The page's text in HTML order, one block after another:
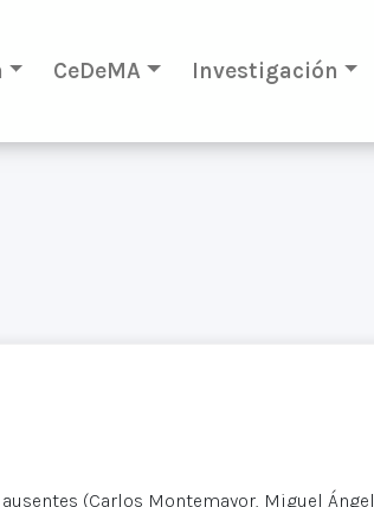
CeDeMA Investigación
(Carlos Montemayor, Miguel Ángel